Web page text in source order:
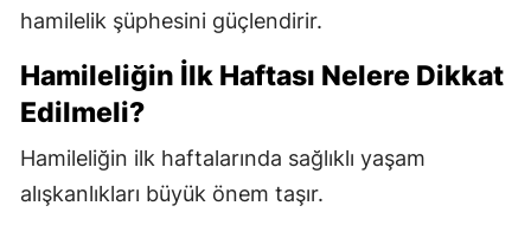
hamilelik şüphesini güçlendirir.
Hamileliğin İlk Haftası Nelere Dikkat
Edilmeli?
Hamileliğin ilk haftalarında sağlıklı yaşam
alışkanlıkları büyük önem taşır.